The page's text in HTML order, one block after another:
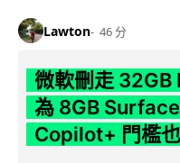
Lawton 46 分
微軟刪走 32GB
為 8GB
Copilot+ 門檻